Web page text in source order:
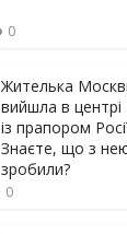
0
Жителька
вийшла в центрі
із прапором
Знаєте, що з
зробили?
0